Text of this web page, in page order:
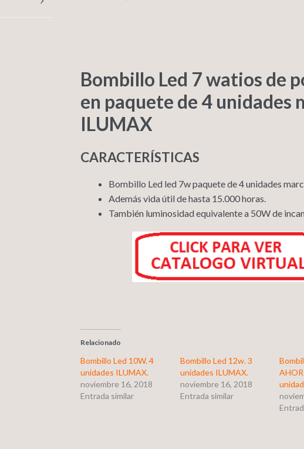
Bombillo Led 7 watios de
en paquete de 4 unidades
ILUMAX
CARACTERÍSTICAS
Bombillo Led led 7w paquete de 4 unidades
Además vida útil de hasta 15.000 horas.
También luminosidad equivalente a 50W de
Relacionado
Bombillo Led 10W. 4
unidades ILUMAX.
noviembre 16, 2018
Entrada similar
Bombillo Led 12w. 3
unidades ILUMAX.
noviembre 16, 2018
Entrada similar